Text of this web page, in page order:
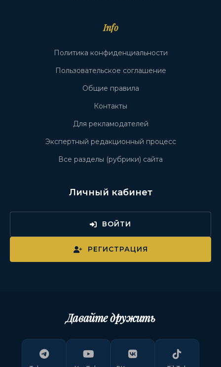
Info
Политика конфиденциальности
Пользовательское соглашение
Общие правила
Контакты
Для рекламодателей
Экспертный редакционный процесс
Все разделы (рубрики) сайта
Личный кабинет
ВОЙТИ
РЕГИСТРАЦИЯ
Давайте дружить